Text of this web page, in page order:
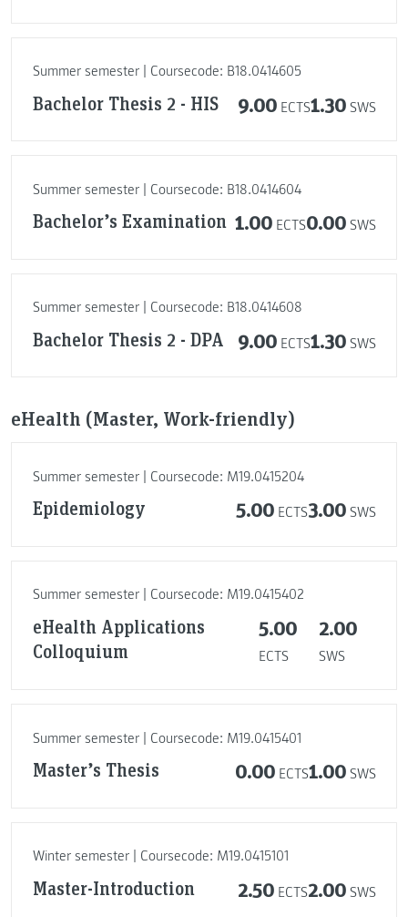
Summer semester | Coursecode: B18.0414605
Bachelor Thesis 2 - HIS 9.00 ECTS1.30 SWS
Summer semester | Coursecode: B18.0414604
Bachelor’s Examination 1.00 ECTS0.00 SWS
Summer semester | Coursecode: B18.0414608
Bachelor Thesis 2 - DPA 9.00 ECTS1.30 SWS
eHealth (Master, Work-friendly)
Summer semester | Coursecode: M19.0415204
Epidemiology 5.00 ECTS3.00 SWS
Summer semester | Coursecode: M19.0415402
eHealth Applications
Colloquium
5.00
ECTS
2.00
SWS
Summer semester | Coursecode: M19.0415401
Master’s Thesis 0.00 ECTS1.00 SWS
Winter semester | Coursecode: M19.0415101
Master-Introduction 2.50 ECTS2.00 SWS